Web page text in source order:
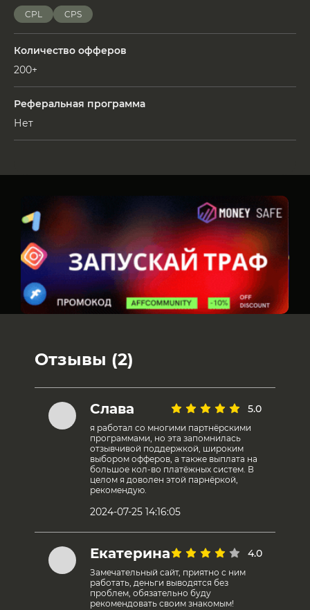
CPL CPS
Количество офферов
200+
Реферальная программа
Нет
Отзывы (2)
Слава 5.0
я работал со многими партнёрскими
программами, но эта запомнилась
отзывчивой поддержкой, широким
выбором офферов, а также выплата на
большое кол-во платёжных систем. В
целом я доволен этой парнёркой,
рекомендую.
2024-07-25 14:16:05
Екатерина 4.0
Замечательный сайт, приятно с ним
работать, деньги выводятся без
проблем, обязательно буду
рекомендовать своим знакомым!